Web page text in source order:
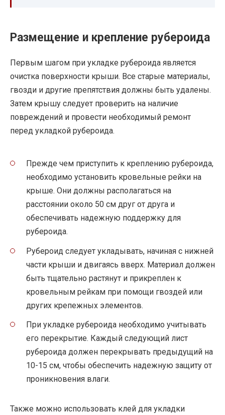
Размещение и крепление рубероида
Первым шагом при укладке рубероида является
очистка поверхности крыши. Все старые материалы,
гвозди и другие препятствия должны быть удалены.
Затем крышу следует проверить на наличие
повреждений и провести необходимый ремонт
перед укладкой рубероида.
Прежде чем приступить к креплению рубероида,
необходимо установить кровельные рейки на
крыше. Они должны располагаться на
расстоянии около 50 см друг от друга и
обеспечивать надежную поддержку для
рубероида.
Рубероид следует укладывать, начиная с нижней
части крыши и двигаясь вверх. Материал должен
быть тщательно растянут и прикреплен к
кровельным рейкам при помощи гвоздей или
других крепежных элементов.
При укладке рубероида необходимо учитывать
его перекрытие. Каждый следующий лист
рубероида должен перекрывать предыдущий на
10-15 см, чтобы обеспечить надежную защиту от
проникновения влаги.
Также можно использовать клей для укладки